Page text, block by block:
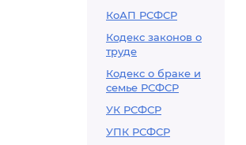
КоАП РСФСР
Кодекс законов о
труде
Кодекс о браке и
семье РСФСР
УК РСФСР
УПК РСФСР